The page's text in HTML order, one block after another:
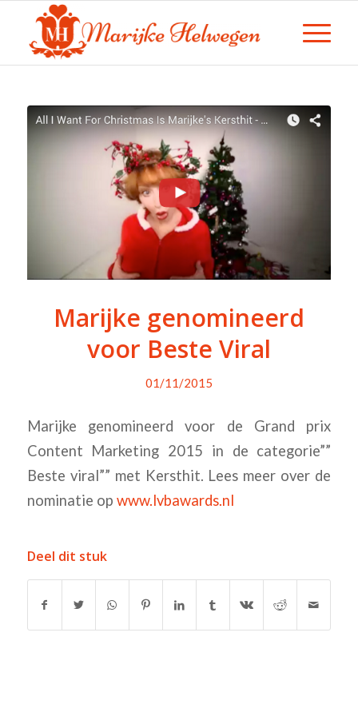
Marijke genomineerd
voor Beste Viral
01/11/2015
Marijke genomineerd voor de Grand prix
Content Marketing 2015 in de categorie””
Beste viral”” met Kersthit. Lees meer over de
nominatie op www.lvbawards.nl
Deel dit stuk